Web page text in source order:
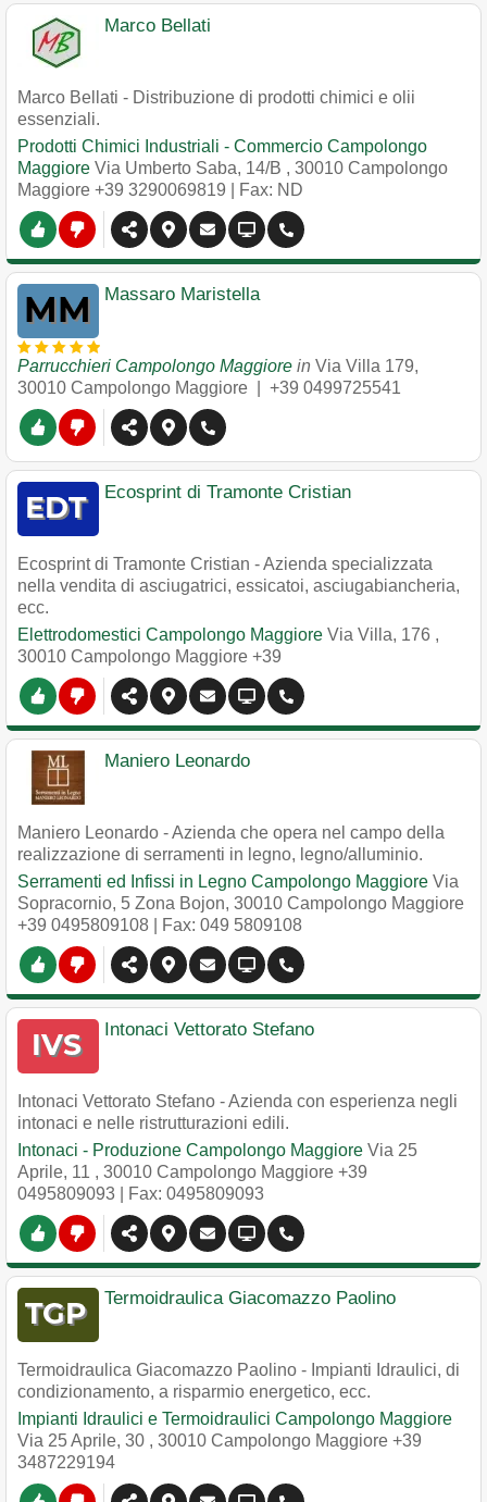
Marco Bellati
Marco Bellati - Distribuzione di prodotti chimici e olii
essenziali.
Prodotti Chimici Industriali - Commercio Campolongo
Maggiore Via Umberto Saba, 14/B , 30010 Campolongo
Maggiore +39 3290069819 | Fax: ND
Massaro Maristella
Parrucchieri Campolongo Maggiore in Via Villa 179,
30010 Campolongo Maggiore +39 0499725541
Ecosprint di Tramonte Cristian
Ecosprint di Tramonte Cristian - Azienda specializzata
nella vendita di asciugatrici, essicatoi, asciugabiancheria,
ecc.
Elettrodomestici Campolongo Maggiore Via Villa, 176 ,
30010 Campolongo Maggiore +39
Maniero Leonardo
Maniero Leonardo - Azienda che opera nel campo della
realizzazione di serramenti in legno, legno/alluminio.
Serramenti ed Infissi in Legno Campolongo Maggiore Via
Sopracornio, 5 Zona Bojon, 30010 Campolongo Maggiore
+39 0495809108 | Fax: 049 5809108
Intonaci Vettorato Stefano
Intonaci Vettorato Stefano - Azienda con esperienza negli
intonaci e nelle ristrutturazioni edili.
Intonaci - Produzione Campolongo Maggiore Via 25
Aprile, 11 , 30010 Campolongo Maggiore +39
0495809093 | Fax: 0495809093
Termoidraulica Giacomazzo Paolino
Termoidraulica Giacomazzo Paolino - Impianti Idraulici, di
condizionamento, a risparmio energetico, ecc.
Impianti Idraulici e Termoidraulici Campolongo Maggiore
Via 25 Aprile, 30 , 30010 Campolongo Maggiore +39
3487229194